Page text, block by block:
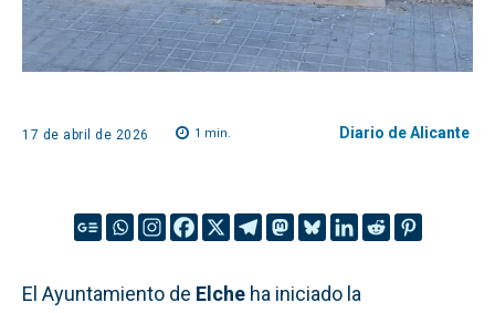
17 de abril de 2026 1 min. Diario de Alicante
El Ayuntamiento de Elche ha iniciado la